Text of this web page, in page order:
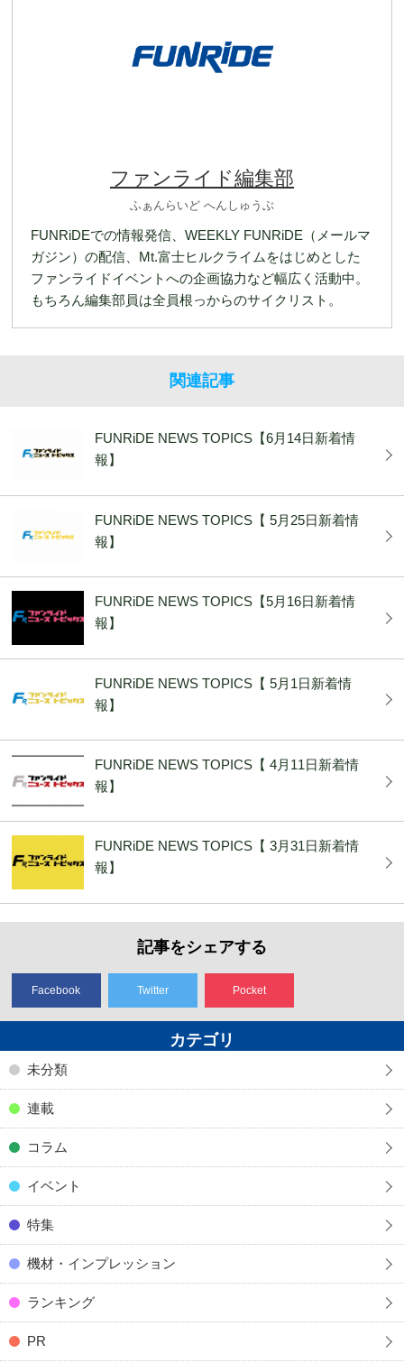
ファンライド編集部
ふぁんらいど へんしゅうぶ
FUNRiDEでの情報発信、WEEKLY FUNRiDE（メールマ
ガジン）の配信、Mt.富士ヒルクライムをはじめとした
ファンライドイベントへの企画協力など幅広く活動中。
もちろん編集部員は全員根っからのサイクリスト。
関連記事
FUNRiDE NEWS TOPICS【6月14日新着情
報】
FUNRiDE NEWS TOPICS【 5月25日新着情
報】
FUNRiDE NEWS TOPICS【5月16日新着情
報】
FUNRiDE NEWS TOPICS【 5月1日新着情
報】
FUNRiDE NEWS TOPICS【 4月11日新着情
報】
FUNRiDE NEWS TOPICS【 3月31日新着情
報】
記事をシェアする
Facebook Twitter Pocket
カテゴリ
未分類
連載
コラム
イベント
特集
機材・インプレッション
ランキング
PR